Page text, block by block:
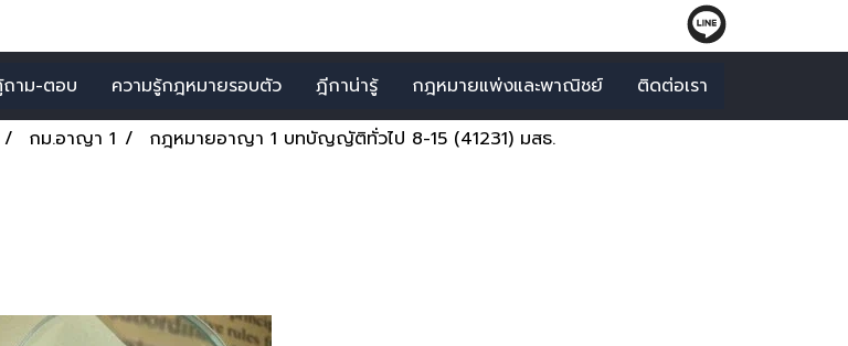
ถาม-ตอบ ความรู้กฎหมายรอบตัว ฎีกาน่ารู้ กฎหมายแพ่งและพาณิชย์
ติดต่อเรา
กม.อาญา 1 กฎหมายอาญา 1 บทบัญญัติทั่วไป 8-15 (41231) มสธ.